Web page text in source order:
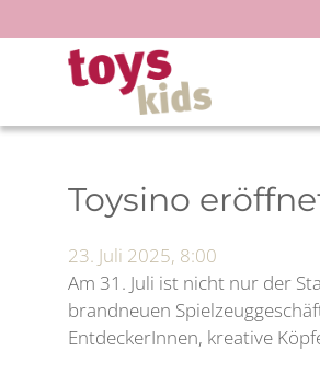
Inhalt
springen
Toysino
23. Juli 2025, 8:00
Am 31. Juli ist nicht nur der
brandneuen
EntdeckerInnen, kreative